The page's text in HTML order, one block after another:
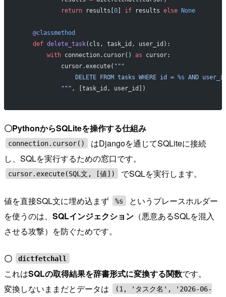
            return
results[0] if results else None
    @
classmethod
    def
delete_task(cls, task_id, user_id):
        with
connection.cursor() as cursor:
            cursor.execute(
"""
                DELETE FROM tasks WHERE id =
%s AND
            """
, [task_id, user_id])
〇PythonからSQLiteを操作する仕組み
connection.cursor()
はDjangoを通じてSQLiteに接続
し、SQLを実行するための窓口です。
cursor.execute(SQL文, [値]) でSQLを実行します。
値を直接SQL文に埋め込まず %s
というプレースホルダー
を使うのは、 SQLインジェクション （悪意あるSQLを混入
させる攻撃）を防ぐためです。
〇 dictfetchall
これはSQLの取得結果を辞書形式に変換する関数です。
変換しないままだとデータは
(1, 'タスク名', '2026-06-